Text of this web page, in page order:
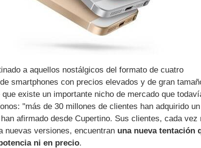
a aquellos nostálgicos del formato de cuatro
smartphones con precios elevados y de gran
existe un importante nicho de mercado que
"más de 30 millones de clientes han adquirido un
afirmado desde Cupertino. Sus clientes, cada vez
nuevas versiones, encuentran una nueva tentación
ni en precio.